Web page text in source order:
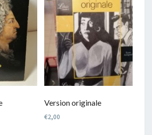
Version originale
€2,00